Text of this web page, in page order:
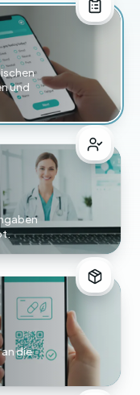
und
die